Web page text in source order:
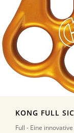
KONG FULL
Full - Eine